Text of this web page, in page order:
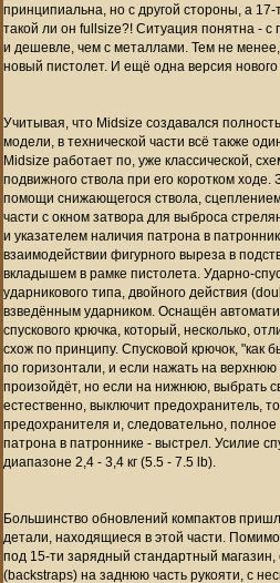
принципиальна, но с другой стороны, а
такой ли он fullsize?! Ситуация понятна -
и дешевле, чем с металлами. Тем не
новый пистолет. И ещё одна версия нового
Учитывая, что Midsize создавался
модели, в технической части всё также
Midsize работает по, уже классической,
подвижного ствола при его коротком
помощи снижающегося ствола, сцеплением
части с окном затвора для выброса
и указателем наличия патрона в
взаимодействии фигурного выреза в
вкладышем в рамке пистолета. Ударно-
ударникового типа, двойного действия
взведённым ударником. Оснащён
спускового крючка, который, несколько,
схож по принципу. Спусковой крючок, "как
по горизонтали, и если нажать на верхнюю
произойдёт, но если на нижнюю, выбрать
естественно, выключит предохранитель,
предохранителя и, следовательно,
патрона в патроннике - выстрел. Усилие
диапазоне 2,4 - 3,4 кг (5.5 - 7.5 lb).
Большинство обновлений компактов
детали, находящиеся в этой части.
под 15-ти зарядный стандартный магазин,
(backstraps) на заднюю часть рукояти, с